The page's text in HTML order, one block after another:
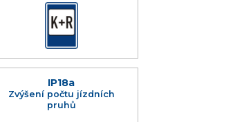
IP18a
Zvýšení počtu jízdních
pruhů